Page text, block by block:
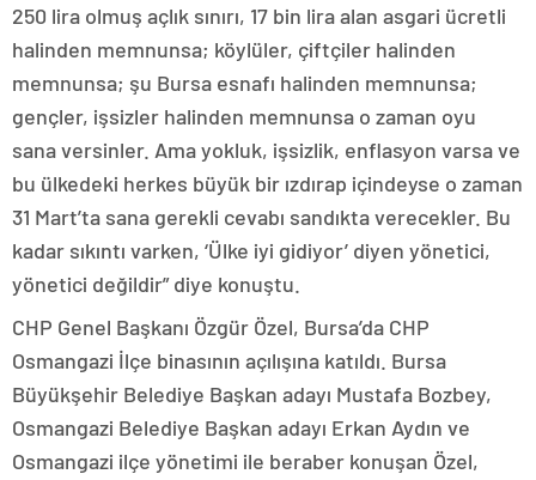
250 lira olmuş açlık sınırı, 17 bin lira alan asgari ücretli
halinden memnunsa; köylüler, çiftçiler halinden
memnunsa; şu Bursa esnafı halinden memnunsa;
gençler, işsizler halinden memnunsa o zaman oyu
sana versinler. Ama yokluk, işsizlik, enflasyon varsa ve
bu ülkedeki herkes büyük bir ızdırap içindeyse o zaman
31 Mart’ta sana gerekli cevabı sandıkta verecekler. Bu
kadar sıkıntı varken, ‘Ülke iyi gidiyor’ diyen yönetici,
yönetici değildir” diye konuştu.
CHP Genel Başkanı Özgür Özel, Bursa’da CHP
Osmangazi İlçe binasının açılışına katıldı. Bursa
Büyükşehir Belediye Başkan adayı Mustafa Bozbey,
Osmangazi Belediye Başkan adayı Erkan Aydın ve
Osmangazi ilçe yönetimi ile beraber konuşan Özel,